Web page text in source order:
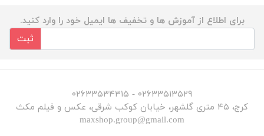
برای اطلاع از آموزش ها و تخفیف ها ایمیل خود را وارد کنید.
ثبت
۰۲۶۳۳۵۱۳۵۲۹ - ۰۲۶۳۳۵۳۴۳۱۵
کرج، ۴۵ متری گلشهر، خیابان کوکب شرقی، عکس و فیلم مکث
maxshop.group@gmail.com